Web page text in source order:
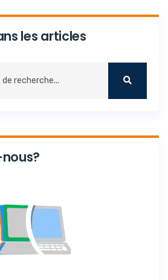
les articles